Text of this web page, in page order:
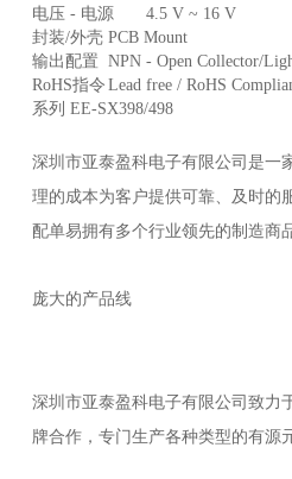
电压 - 电源
4.5 V ~ 16 V
封装/外壳 PCB Mount
输出配置
NPN - Open Collector/
RoHS指令 Lead free / RoHS
系列 EE-SX398/498
深圳市亚泰盈科电子有限公司是一
理的成本为客户提供可靠、及时的
配单易拥有多个行业领先的制造商
庞大的产品线
深圳市亚泰盈科电子有限公司致力
牌合作，专门生产各种类型的有源